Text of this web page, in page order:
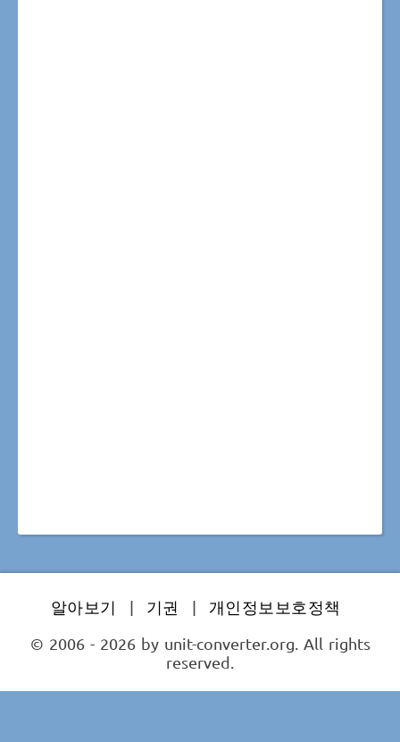
알아보기 | 기권 |
개인정보보호정책
© 2006 - 2026 by unit-converter.org. All rights
reserved.